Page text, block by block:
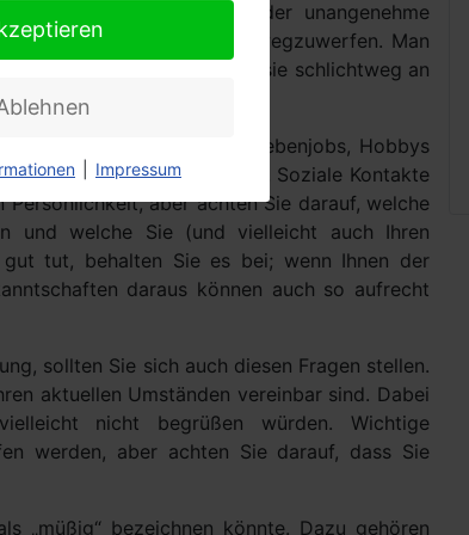
haben, die immer wieder unangenehme
nicht davor, sie auch mal wegzuwerfen. Man
Dinge aufbewahren, wenn sie schlichtweg an
oft sind es auch Nebenjobs, Hobbys
unnötig schwer machen. Soziale Kontakte
Persönlichkeit, aber achten Sie darauf, welche
und welche Sie (und vielleicht auch Ihren
tut, behalten Sie es bei; wenn Ihnen der
daraus können auch so aufrecht
sollten Sie sich auch diesen Fragen stellen.
aktuellen Umständen vereinbar sind. Dabei
nicht begrüßen würden. Wichtige
werden, aber achten Sie darauf, dass Sie
„müßig“ bezeichnen könnte. Dazu gehören
Impressum